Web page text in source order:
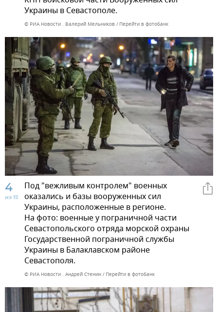
Украины в Севастополе.
© РИА Новости . Валерий Мельников Перейти в фотобанк
4
из 15
Под "вежливым контролем" военных
оказались и базы вооруженных сил
Украины, расположенные в регионе.
На фото: военные у пограничной части
Севастопольского отряда морской охраны
Государственной пограничной службы
Украины в Балаклавском районе
Севастополя.
© РИА Новости . Андрей Стенин Перейти в фотобанк